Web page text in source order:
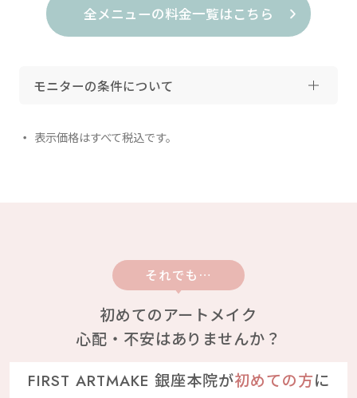
全メニューの料金一覧はこちら
モニターの条件について
表示価格はすべて税込です。
それでも…
初めてのアートメイク
心配・不安はありませんか？
FIRST ARTMAKE 銀座本院が初めての方に